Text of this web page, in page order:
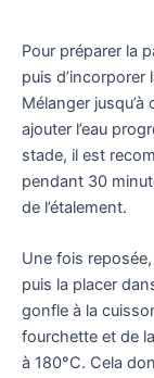
Pour préparer la
puis
Mélanger
ajouter l’eau
stade, il est
pendant 30
de l’étalement.
Une fois
puis la placer
gonfle à la
fourchette et de
à 180°C. Cela